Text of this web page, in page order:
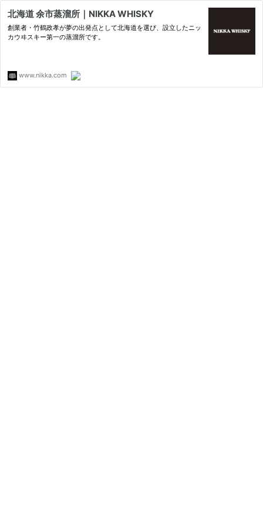
北海道 余市蒸溜所｜NIKKA WHISKY
創業者・竹鶴政孝が夢の出発点として北海道を選び、設立したニッ
カウヰスキー第一の蒸溜所です。
www.nikka.com